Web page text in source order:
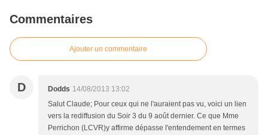
Commentaires
Ajouter un commentaire
D Dodds 14/08/2013 13:02
Salut Claude; Pour ceux qui ne l'auraient pas vu, voici un lien
vers la rediffusion du Soir 3 du 9 août dernier. Ce que Mme
Perrichon (LCVR)y affirme dépasse l'entendement en termes